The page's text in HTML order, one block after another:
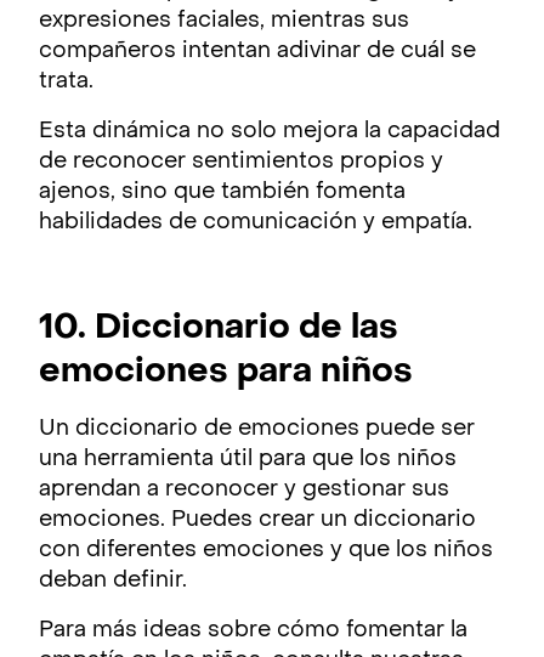
expresiones faciales, mientras sus
compañeros intentan adivinar de cuál se
trata.
Esta dinámica no solo mejora la capacidad
de reconocer sentimientos propios y
ajenos, sino que también fomenta
habilidades de comunicación y empatía.
10. Diccionario de las
emociones para niños
Un diccionario de emociones puede ser
una herramienta útil para que los niños
aprendan a reconocer y gestionar sus
emociones. Puedes crear un diccionario
con diferentes emociones y que los niños
deban definir.
Para más ideas sobre cómo fomentar la